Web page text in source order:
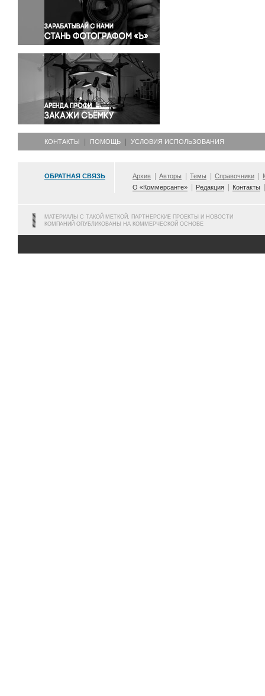
Правосудие
Происшествия и конфликты
Религия
Светская жизнь
Спорт
Экология
Экономика и бизнес
КОНТАКТЫ ПОМОЩЬ УСЛОВИЯ ИСПОЛЬЗОВАНИЯ
ОБРАТНАЯ СВЯЗЬ Архив Авторы Темы Справочники
О «Коммерсанте»
Редакция Контакты
МАТЕРИАЛЫ С ТАКОЙ МЕТКОЙ, ПАРТНЕРСКИЕ ПРОЕКТЫ И НОВОСТИ
КОМПАНИЙ ОПУБЛИКОВАНЫ НА КОММЕРЧЕСКОЙ ОСНОВЕ